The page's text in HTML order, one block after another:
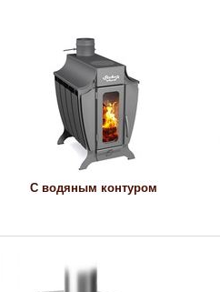
С водяным контуром